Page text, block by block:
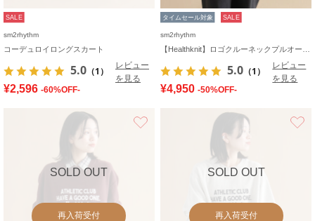
SALE
sm2rhythm
コーデュロイロングスカート
5.0 （1）
レビュー
を見る
¥2,596 -60%OFF-
タイムセール対象 SALE
sm2rhythm
5.0 （1）
レビュー
を見る
¥4,950 -50%OFF-
SOLD OUT
再入荷受付
SOLD OUT
再入荷受付